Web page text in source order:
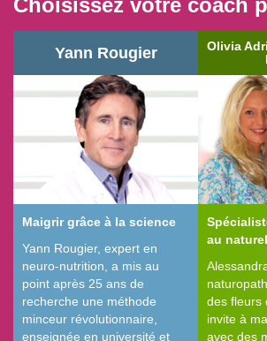
Choisissez votre coach
Yann Rougier
Maigrir grâce à la science
Yann Rougier, expert en
neuro-nutrition, a mis au
point après 25 ans de
recherche une méthode
minceur révolutionnaire,
enseignée en université et
Olivia
au naturel
des fleurs
invite à
avec des